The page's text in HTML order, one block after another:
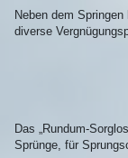
Neben dem
diverse
Das „Rundum-
Sprünge, für